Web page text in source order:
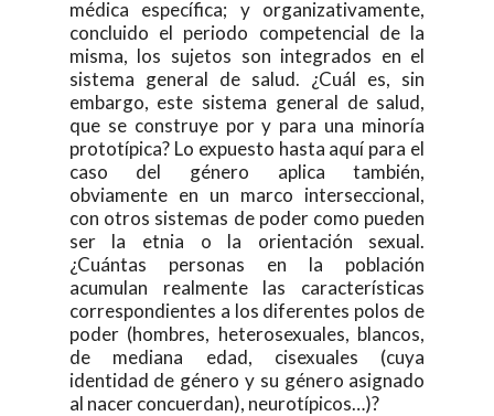
médica específica; y organizativamente,
concluido el periodo competencial de la
misma, los sujetos son integrados en el
sistema general de salud. ¿Cuál es, sin
embargo, este sistema general de salud,
que se construye por y para una minoría
prototípica? Lo expuesto hasta aquí para el
caso del género aplica también,
obviamente en un marco interseccional,
con otros sistemas de poder como pueden
ser la etnia o la orientación sexual.
¿Cuántas personas en la población
acumulan realmente las características
correspondientes a los diferentes polos de
poder (hombres, heterosexuales, blancos,
de mediana edad, cisexuales (cuya
identidad de género y su género asignado
al nacer concuerdan), neurotípicos…)?